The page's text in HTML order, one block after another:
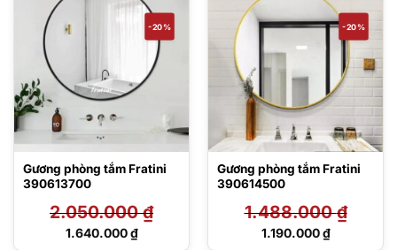
1.190.000 ₫.
1.476.000 ₫.
-20%
Gương phòng tắm Fratini
390613700
2.050.000₫
Giá
1.640.000₫
-20%
Gương phòng tắm Fratini
390614500
1.488.000₫
Giá
1.190.000₫